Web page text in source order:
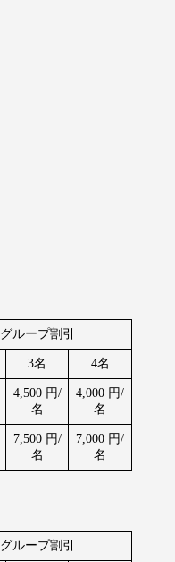
グループ割引
3名 4名
4,500 円/
名
4,000 円/
名
7,500 円/
名
7,000 円/
名
グループ割引